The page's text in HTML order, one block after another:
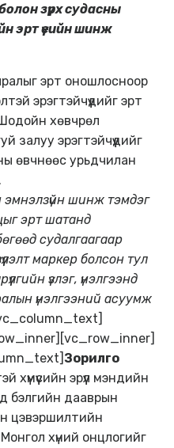
зүрх судасны
эрт үеийн шинж
эрт оношлосноор
эрэгтэйчүүдийг эрт
Шодойн хөвчрөл
залуу эрэгтэйчүүдийг
өвчнөөс урьдчилан
шинж тэмдэг
эрт шатанд
судалгаагаар
маркер болсон тул
үзлэг, үнэлгээнд
үнэлгээний асуумж
Зорилго
эрүүл мэндийн
бэлгийн дааврын
цэвэршилтийн
Монгол хүний онцлогийг